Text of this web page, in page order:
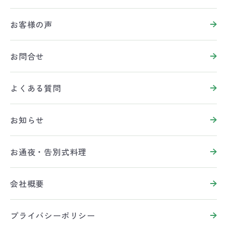
お客様の声
お問合せ
よくある質問
お知らせ
お通夜・告別式料理
会社概要
プライバシーポリシー